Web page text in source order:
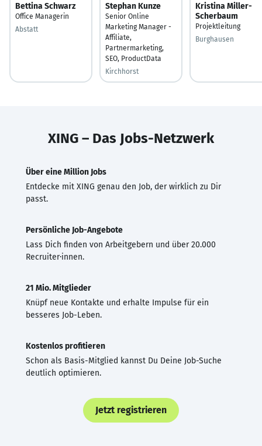
Bettina Schwarz
Office Managerin
Abstatt
Stephan Kunze
Senior Online
Marketing Manager -
Affiliate,
Partnermarketing,
SEO, ProductData
Kirchhorst
Kristina Miller-
Scherbaum
Projektleitung
Burghausen
XING – Das Jobs-Netzwerk
Über eine Million Jobs
Entdecke mit XING genau den Job, der wirklich zu Dir
passt.
Persönliche Job-Angebote
Lass Dich finden von Arbeitgebern und über 20.000
Recruiter·innen.
21 Mio. Mitglieder
Knüpf neue Kontakte und erhalte Impulse für ein
besseres Job-Leben.
Kostenlos profitieren
Schon als Basis-Mitglied kannst Du Deine Job-Suche
deutlich optimieren.
Jetzt registrieren